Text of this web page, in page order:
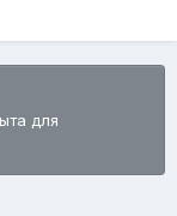
для